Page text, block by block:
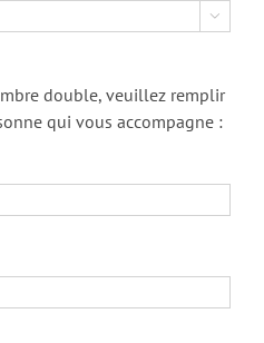

double, veuillez remplir
qui vous accompagne :